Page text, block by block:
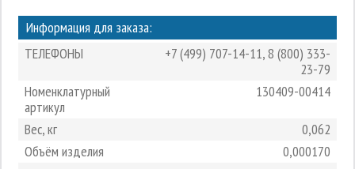
Информация для заказа:
ТЕЛЕФОНЫ
+7 (499) 707-14-11,8 (800) 333-
23-79
Номенклатурный
артикул
130409-00414
Вес, кг
0,062
Объём изделия
0,000170